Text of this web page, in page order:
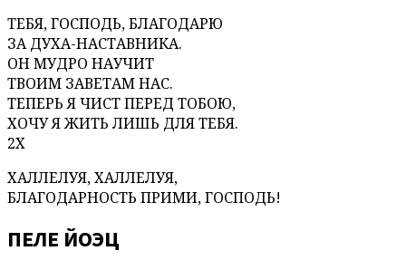
ТЕБЯ, ГОСПОДЬ, БЛАГОДАРЮ
ЗА ДУХА-НАСТАВНИКА.
ОН МУДРО НАУЧИТ
ТВОИМ ЗАВЕТАМ НАС.
ТЕПЕРЬ Я ЧИСТ ПЕРЕД ТОБОЮ,
ХОЧУ Я ЖИТЬ ЛИШЬ ДЛЯ ТЕБЯ.
2X
ХАЛЛЕЛУЯ, ХАЛЛЕЛУЯ,
БЛАГОДАРНОСТЬ ПРИМИ, ГОСПОДЬ!
ПЕЛЕ ЙОЭЦ